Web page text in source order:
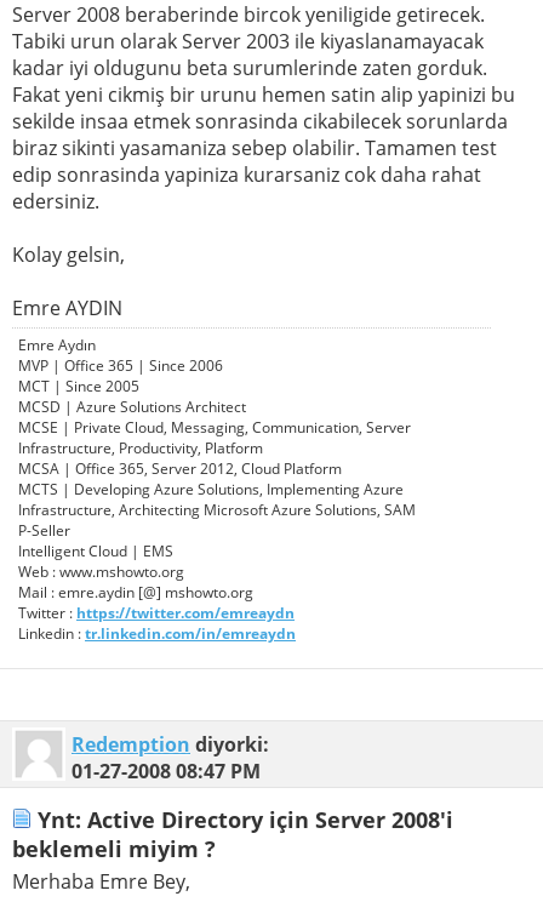
Server 2008 beraberinde bircok yeniligide getirecek.
Tabiki urun olarak Server 2003 ile kiyaslanamayacak
kadar iyi oldugunu beta surumlerinde zaten gorduk.
Fakat yeni cikmiş bir urunu hemen satin alip yapinizi bu
sekilde insaa etmek sonrasinda cikabilecek sorunlarda
biraz sikinti yasamaniza sebep olabilir. Tamamen test
edip sonrasinda yapiniza kurarsaniz cok daha rahat
edersiniz.
Kolay gelsin,
Emre AYDIN
Emre Aydın
MVP | Office 365 | Since 2006
MCT | Since 2005
MCSD | Azure Solutions Architect
MCSE | Private Cloud, Messaging, Communication, Server
Infrastructure, Productivity, Platform
MCSA | Office 365, Server 2012, Cloud Platform
MCTS | Developing Azure Solutions, Implementing Azure
Infrastructure, Architecting Microsoft Azure Solutions, SAM
P-Seller
Intelligent Cloud | EMS
Web : www.mshowto.org
Mail : emre.aydin [@] mshowto.org
Twitter : https://twitter.com/emreaydn
Linkedin :tr.linkedin.com/in/emreaydn
Redemption diyorki:
01-27-200808:47 PM
Ynt: Active Directory için Server 2008'i
beklemeli miyim ?
Merhaba Emre Bey,